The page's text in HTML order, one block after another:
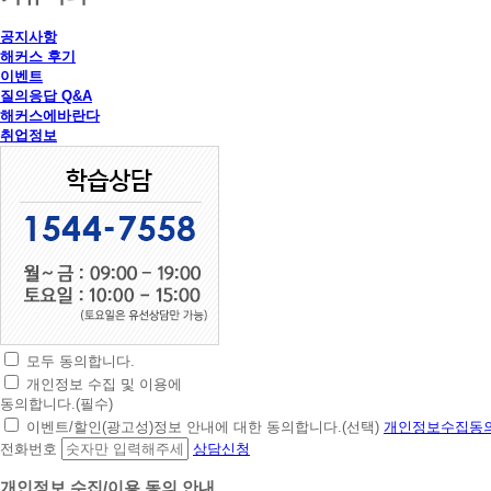
공지사항
해커스 후기
이벤트
질의응답 Q&A
해커스에바란다
취업정보
초
간
편
상
담
모두 동의합니다.
개인정보 수집 및 이용에
동의합니다.(필수)
이벤트/할인(광고성)정보 안내에 대한 동의합니다.(선택) 개인정보수집동
전화번호
상담신청